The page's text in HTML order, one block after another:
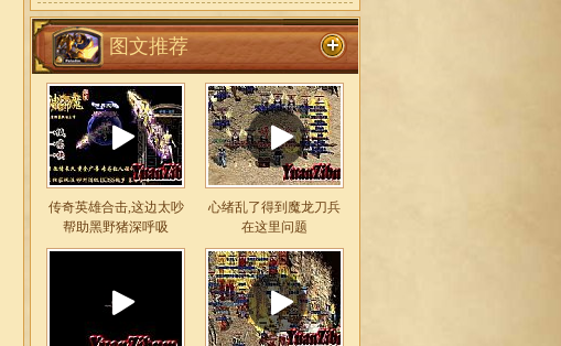
图文推荐
传奇英雄合击,这边太吵
帮助黑野猪深呼吸
心绪乱了得到魔龙刀兵
在这里问题